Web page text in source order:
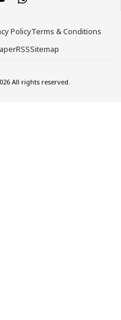
PolicyTerms & Conditions
RSSSitemap
All rights reserved.